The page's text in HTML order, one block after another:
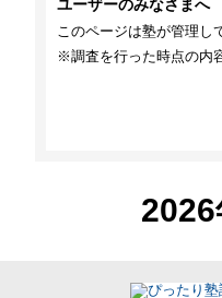
ユーザーのみなさまへ
このページは塾が管理し
※調査を行った時点の内
2026